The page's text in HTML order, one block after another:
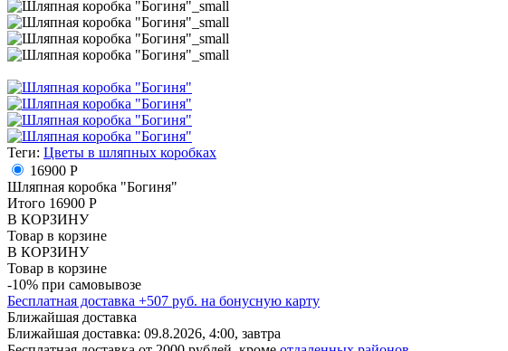
Теги: Цветы в шляпных коробках
16900 Р
Шляпная коробка "Богиня"
Итого 16900 Р
В КОРЗИНУ
Товар в корзине
В КОРЗИНУ
Товар в корзине
-10% при самовывозе
Бесплатная доставка +507 руб. на бонусную карту
Ближайшая доставка
Ближайшая доставка: 09.8.2026, 4:00, завтра